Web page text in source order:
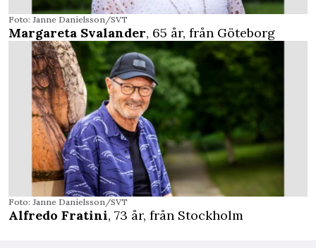
Foto: Janne Danielsson/SVT
Margareta Svalander, 65 år, från Göteborg
Foto: Janne Danielsson/SVT
Alfredo Fratini, 73 år, från Stockholm